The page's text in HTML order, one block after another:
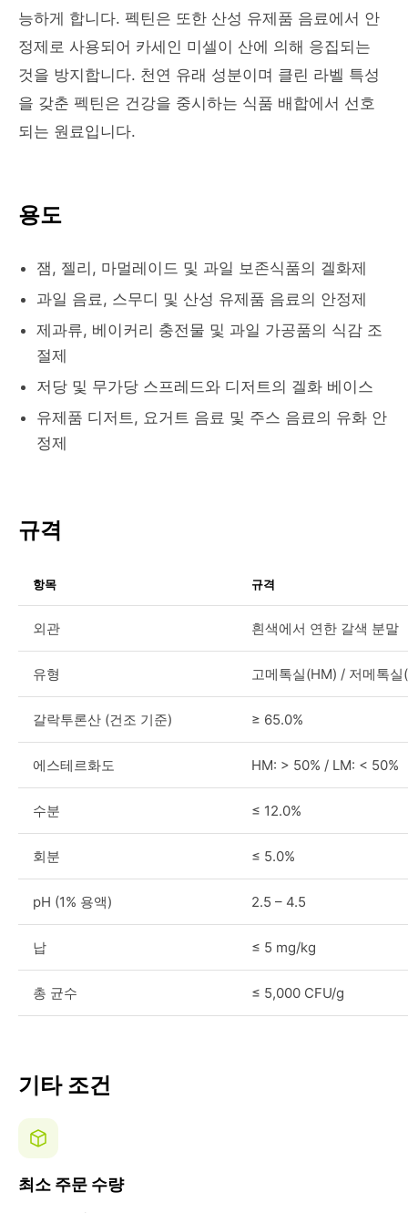
능하게 합니다. 펙틴은 또한 산성 유제품 음료에서 안
정제로 사용되어 카세인 미셀이 산에 의해 응집되는
것을 방지합니다. 천연 유래 성분이며 클린 라벨 특성
을 갖춘 펙틴은 건강을 중시하는 식품 배합에서 선호
되는 원료입니다.
용도
잼, 젤리, 마멀레이드 및 과일 보존식품의 겔화제
과일 음료, 스무디 및 산성 유제품 음료의 안정제
제과류, 베이커리 충전물 및 과일 가공품의 식감 조
절제
저당 및 무가당 스프레드와 디저트의 겔화 베이스
유제품 디저트, 요거트 음료 및 주스 음료의 유화 안
정제
규격
항목 규격
외관 흰색에서 연한 갈색 분말
유형 고메톡실(HM) / 저메톡실
갈락투론산 (건조 기준) ≥ 65.0%
에스테르화도 HM: > 50% / LM: < 50%
수분 ≤ 12.0%
회분 ≤ 5.0%
pH (1% 용액) 2.5 – 4.5
납 ≤ 5 mg/kg
총 균수 ≤ 5,000 CFU/g
기타 조건
최소 주문 수량